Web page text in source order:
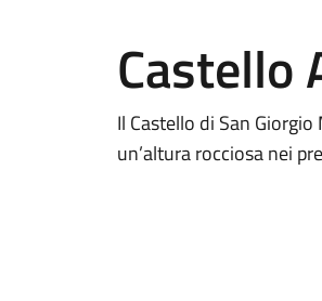
Castello
Il Castello di San
un’altura rocciosa nei